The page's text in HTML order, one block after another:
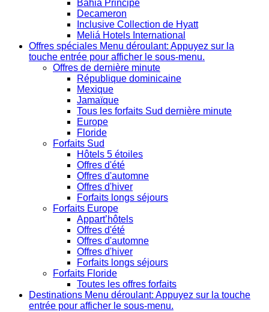
Bahia Principe
Decameron
Inclusive Collection de Hyatt
Meliá Hotels International
Offres spéciales Menu déroulant: Appuyez sur la
touche entrée pour afficher le sous-menu.
Offres de dernière minute
République dominicaine
Mexique
Jamaïque
Tous les forfaits Sud dernière minute
Europe
Floride
Forfaits Sud
Hôtels 5 étoiles
Offres d'été
Offres d'automne
Offres d'hiver
Forfaits longs séjours
Forfaits Europe
Appart’hôtels
Offres d'été
Offres d'automne
Offres d'hiver
Forfaits longs séjours
Forfaits Floride
Toutes les offres forfaits
Destinations Menu déroulant: Appuyez sur la touche
entrée pour afficher le sous-menu.